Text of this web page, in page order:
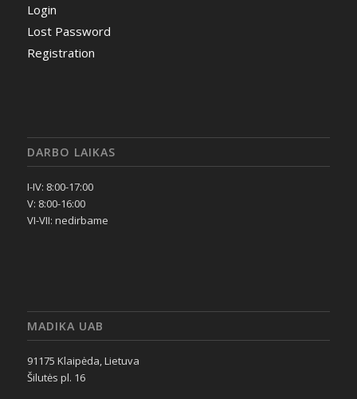
Login
Lost Password
Registration
DARBO LAIKAS
I-IV: 8:00-17:00
V: 8:00-16:00
VI-VII: nedirbame
MADIKA UAB
91175 Klaipėda, Lietuva
Šilutės pl. 16